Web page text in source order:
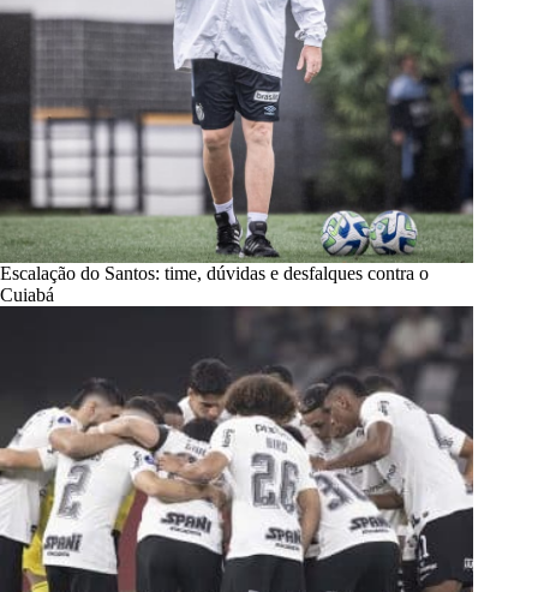
Escalação do Santos: time, dúvidas e desfalques contra o
Cuiabá